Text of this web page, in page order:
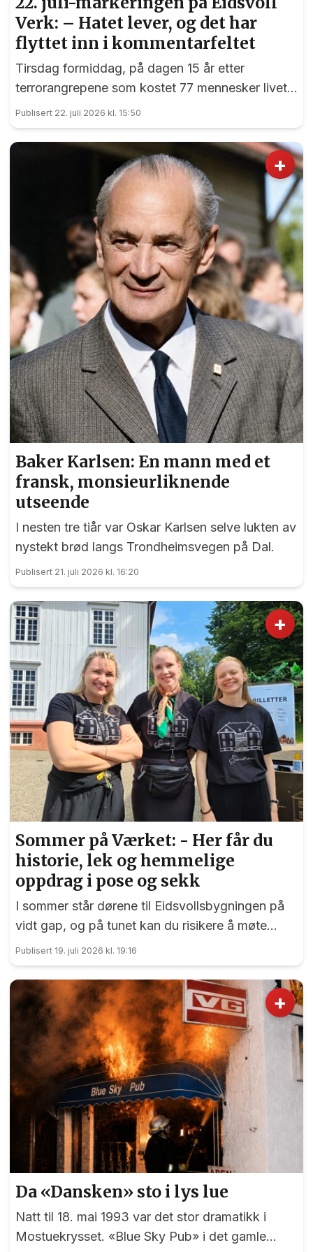
Verk: – Hatet lever, og det har
flyttet inn i kommentarfeltet
Tirsdag formiddag, på dagen 15 år etter
terrorangrepene som kostet 77 mennesker livet,
var det en sterk markering ved 22. juli-
monumentet på Eidsvoll Verk.
Publisert 22. juli 2026 kl. 15:50
+
Baker Karlsen: En mann med et
fransk, monsieurliknende
utseende
I nesten tre tiår var Oskar Karlsen selve lukten av
nystekt brød langs Trondheimsvegen på Dal.
Publisert 21. juli 2026 kl. 16:20
+
Sommer på Værket: - Her får du
historie, lek og hemmelige
oppdrag i pose og sekk
I sommer står dørene til Eidsvollsbygningen på
vidt gap, og på tunet kan du risikere å møte
blide og hjelpsomme sommervikarer som mer
enn gjerne guider deg.
Publisert 19. juli 2026 kl. 19:16
+
Da «Dansken» sto i lys lue
Natt til 18. mai 1993 var det stor dramatikk i
Mostuekrysset. «Blue Sky Pub» i det gamle